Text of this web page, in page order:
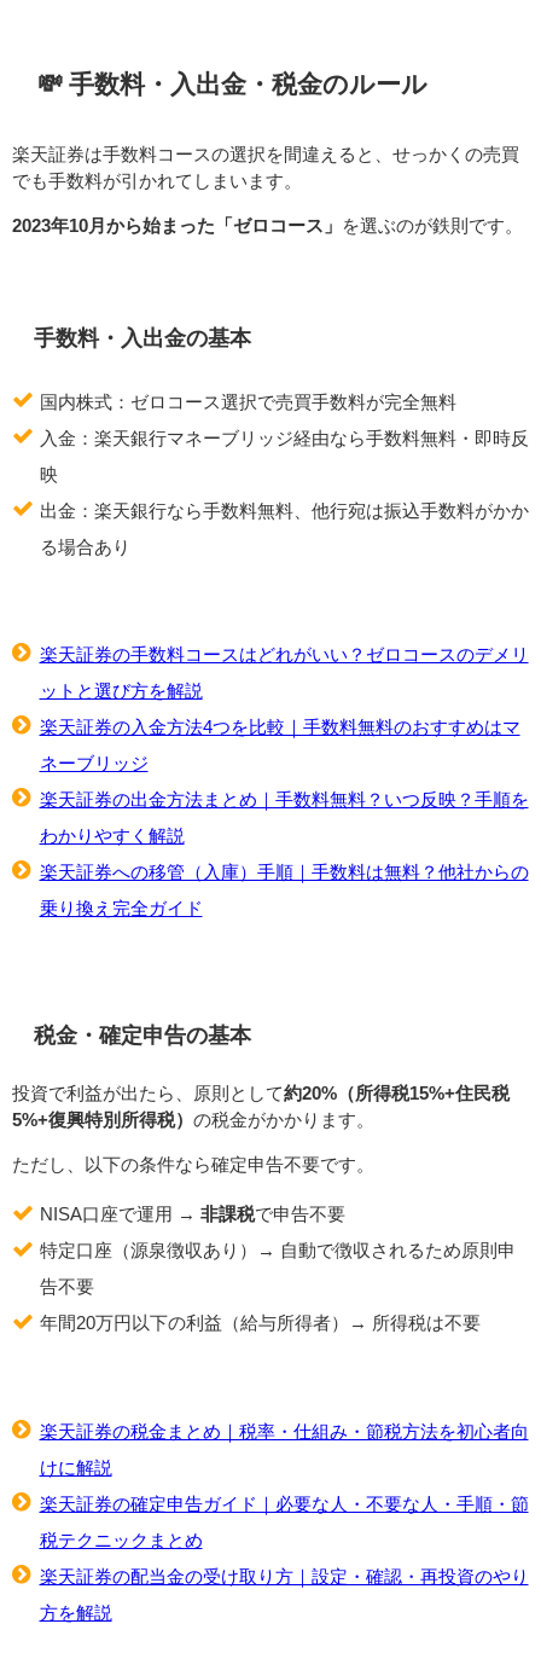
💸 手数料・入出金・税金のルール
楽天証券は手数料コースの選択を間違えると、せっかくの売買
でも手数料が引かれてしまいます。
2023年10月から始まった「ゼロコース」 を選ぶのが鉄則です。
手数料・入出金の基本
国内株式：ゼロコース選択で売買手数料が完全無料
入金：楽天銀行マネーブリッジ経由なら手数料無料・即時反
映
出金：楽天銀行なら手数料無料、他行宛は振込手数料がかか
る場合あり
楽天証券の手数料コースはどれがいい？ゼロコースのデメリ
ットと選び方を解説
楽天証券の入金方法4つを比較｜手数料無料のおすすめはマ
ネーブリッジ
楽天証券の出金方法まとめ｜手数料無料？いつ反映？手順を
わかりやすく解説
楽天証券への移管（入庫）手順｜手数料は無料？他社からの
乗り換え完全ガイド
税金・確定申告の基本
投資で利益が出たら、原則として約20%（所得税15%+住民税
5%+復興特別所得税） の税金がかかります。
ただし、以下の条件なら確定申告不要です。
NISA口座で運用 → 非課税で申告不要
特定口座（源泉徴収あり）→ 自動で徴収されるため原則申
告不要
年間20万円以下の利益（給与所得者）→ 所得税は不要
楽天証券の税金まとめ｜税率・仕組み・節税方法を初心者向
けに解説
楽天証券の確定申告ガイド｜必要な人・不要な人・手順・節
税テクニックまとめ
楽天証券の配当金の受け取り方｜設定・確認・再投資のやり
方を解説